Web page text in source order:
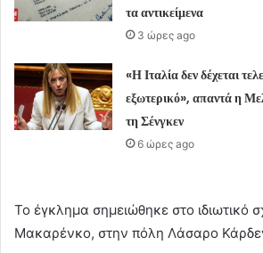
τα αντικείμενα
3 ώρες ago
«Η Ιταλία δεν δέχεται
εξωτερικό», απαντά η
τη Σένγκεν
6 ώρες ago
Το έγκλημα σημειώθηκε στο ιδιωτικό
Μακαρένκο, στην πόλη Λάσαρο